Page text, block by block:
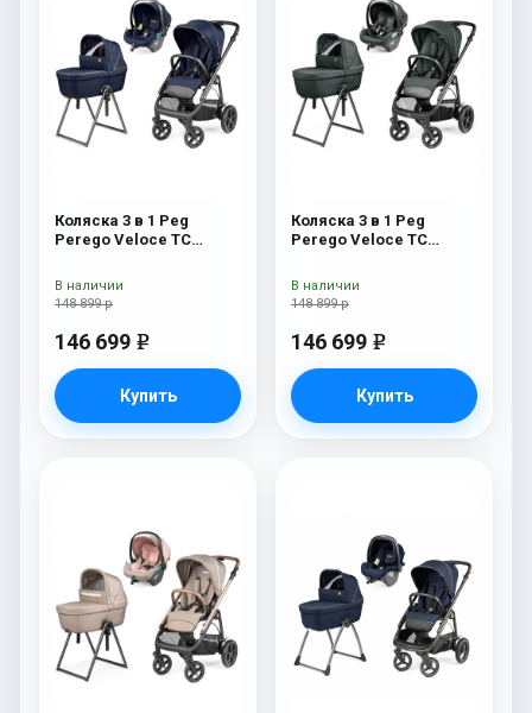
Коляска 3 в 1 Peg
Perego Veloce TC
Shine New
148 899 р
146 699 e
Купить
В наличии
Коляска 3 в 1 Peg
Perego Veloce TC
New
148 899 р
146 699 e
Купить
В наличии